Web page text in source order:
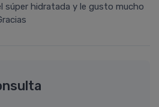
súper hidratada y le gusto mucho